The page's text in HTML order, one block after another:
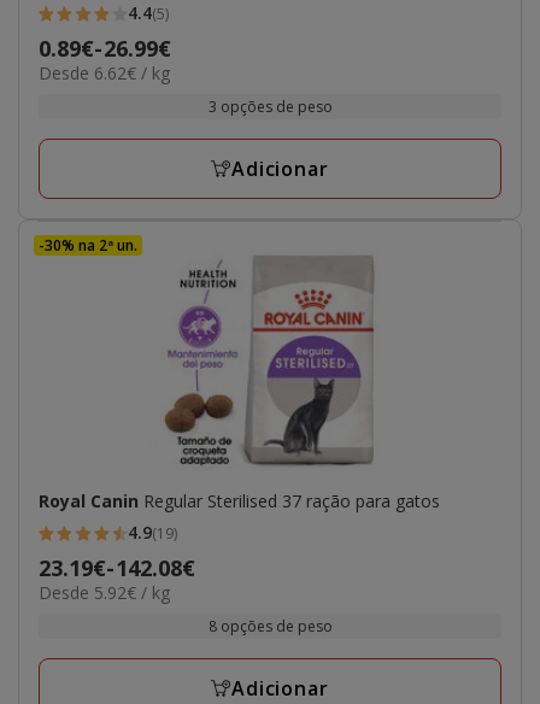
4.4
estrelas
com
avaliações
4.4(5)
Preço
de
a
0.89€-26.99€
6.62€
Desde 6.62€ / kg
3 opções de peso
Adicionar
-30% na 2ª un.
Royal Canin Regular Sterilised 37 ração para gatos
4.9
estrelas
com
avaliações
4.9(19)
Preço
de
a
23.19€-142.08€
5.92€
Desde 5.92€ / kg
8 opções de peso
Adicionar